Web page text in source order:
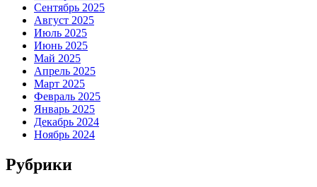
Сентябрь 2025
Август 2025
Июль 2025
Июнь 2025
Май 2025
Апрель 2025
Март 2025
Февраль 2025
Январь 2025
Декабрь 2024
Ноябрь 2024
Рубрики